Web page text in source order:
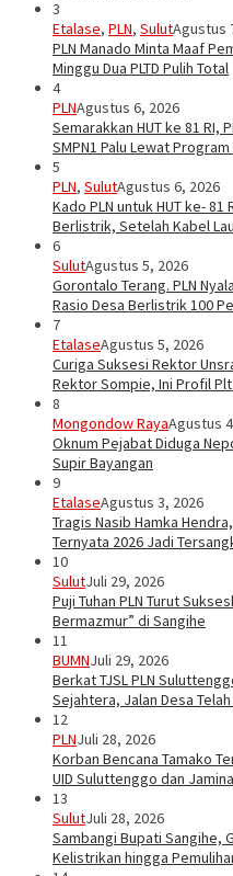
3
Etalase, PLN, SulutAgustus
PLN Manado Minta Maaf
Minggu Dua PLTD Pulih Total
4
PLNAgustus 6, 2026
Semarakkan HUT ke 81 RI,
SMPN1 Palu Lewat Program
5
PLN, SulutAgustus 6, 2026
Kado PLN untuk HUT ke-
Berlistrik, Setelah Kabel
6
SulutAgustus 5, 2026
Gorontalo Terang. PLN
Rasio Desa Berlistrik 100
7
EtalaseAgustus 5, 2026
Curiga Suksesi Rektor
Rektor Sompie, Ini Profil
8
Mongondow RayaAgustus
Oknum Pejabat Diduga
Supir Bayangan
9
EtalaseAgustus 3, 2026
Tragis Nasib Hamka
Ternyata 2026 Jadi
10
SulutJuli 29, 2026
Puji Tuhan PLN Turut
Bermazmur” di Sangihe
11
BUMNJuli 29, 2026
Berkat TJSL PLN
Sejahtera, Jalan Desa
12
PLNJuli 28, 2026
Korban Bencana Tamako
UID Suluttenggo dan
13
SulutJuli 28, 2026
Sambangi Bupati Sangihe,
Kelistrikan hingga